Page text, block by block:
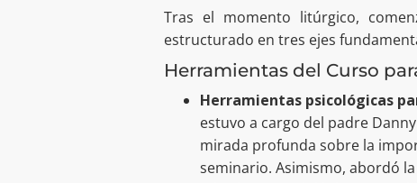
Tras el momento litúrgico,
estructurado en tres ejes
Herramientas del Curso
Herramientas psicológicas
estuvo a cargo del padre
mirada profunda sobre la
seminario. Asimismo, abordó